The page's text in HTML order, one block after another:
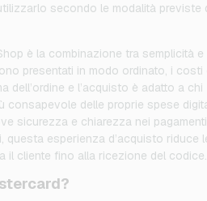
secondo le modalità previste
è la combinazione tra semplicità e
presentati in modo ordinato, i costi
dell’ordine e l’acquisto è adatto a chi
consapevole delle proprie spese
sicurezza e chiarezza nei pagamenti
questa esperienza d’acquisto riduce
il cliente fino alla ricezione del codice.